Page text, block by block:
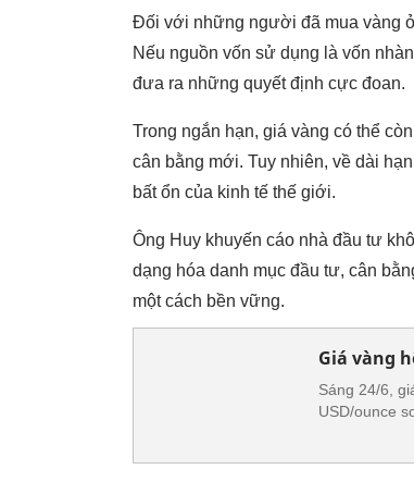
Đối với những người đã mua vàng
Nếu nguồn vốn sử dụng là vốn
đưa ra những quyết định cực đoan.
Trong ngắn hạn, giá vàng có thể
cân bằng mới. Tuy nhiên, về dài
bất ổn của kinh tế thế giới.
Ông Huy khuyến cáo nhà đầu tư
dạng hóa danh mục đầu tư, cân
một cách bền vững.
Giá vàng
Sáng 24/6,
USD/ounce